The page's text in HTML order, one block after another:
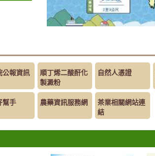
公報資訊
順丁烯二酸酐化
製澱粉
自然人憑證
幫手 農藥資訊服務網
茶業相關網站連
結